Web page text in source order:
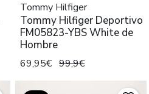
Tommy Hilfiger
Tommy Hilfiger Deportivo
FM05823-YBS White de
Hombre
69,95€ 99,9€